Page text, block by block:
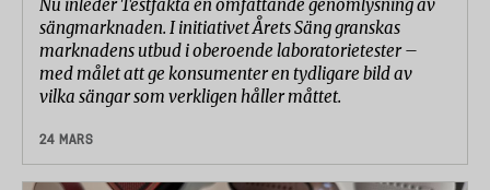
Nu inleder Testfakta en omfattande genomlysning av
sängmarknaden. I initiativet Årets Säng granskas
marknadens utbud i oberoende laboratorietester –
med målet att ge konsumenter en tydligare bild av
vilka sängar som verkligen håller måttet.
24 MARS